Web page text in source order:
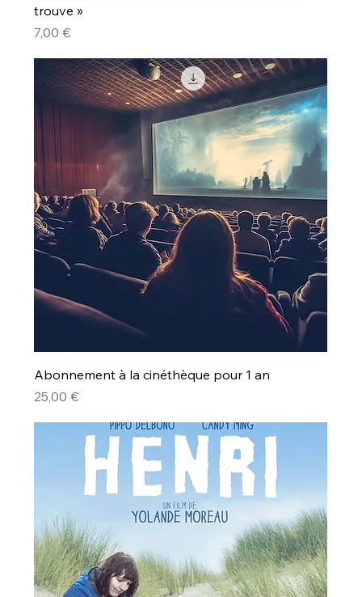
trouve »
Prix
7,00 €
Abonnement à la cinéthèque pour 1 an
Prix
25,00 €